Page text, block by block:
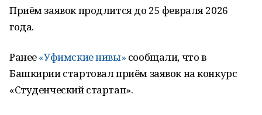
Приём заявок продлится до 25 февраля 2026
года.
Ранее«Уфимские нивы» сообщали, что в
Башкирии стартовал приём заявок на конкурс
«Студенческий стартап».